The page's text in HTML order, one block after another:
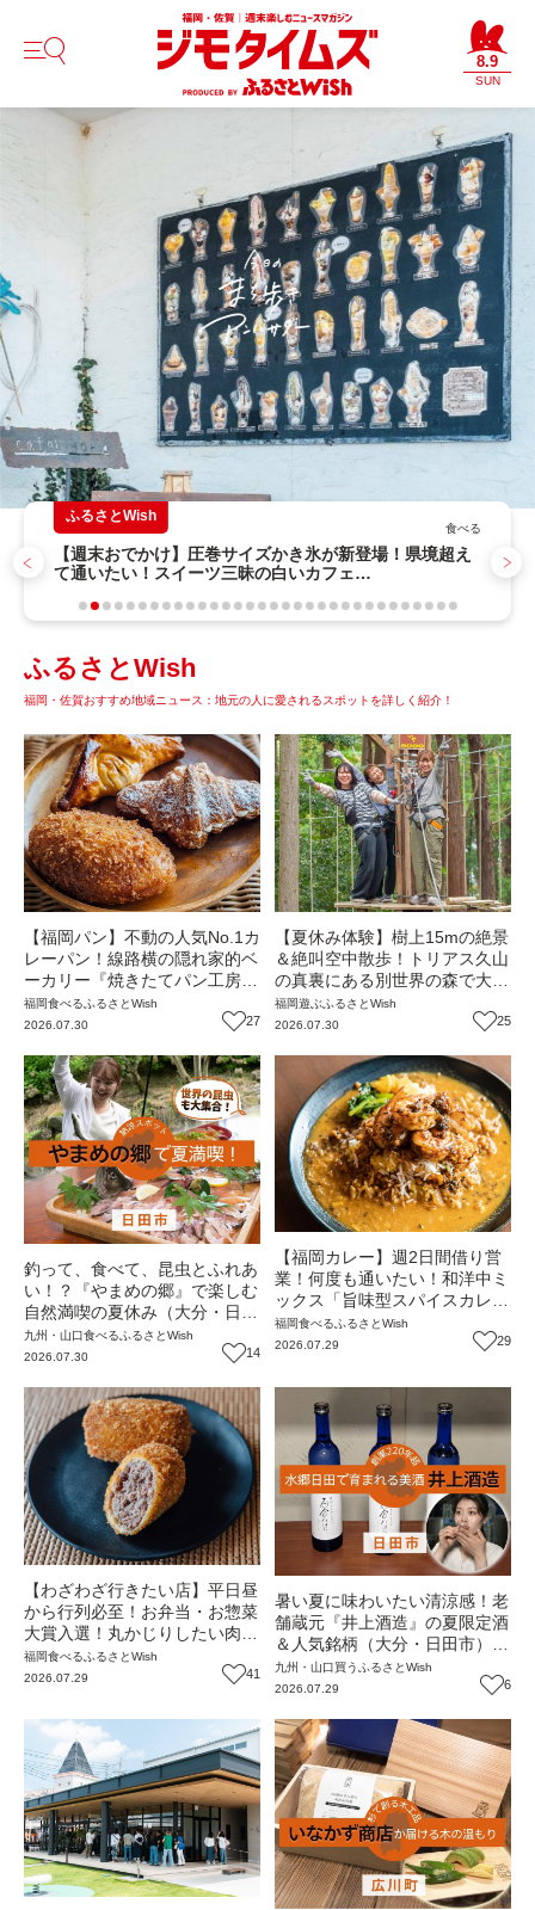
8.9
SUN
ふるさとWish
食べる
【週末おでかけ】圧巻サイズかき氷が新登場！県境超え
て通いたい！スイーツ三昧の白いカフェ
ち歩き】
ふるさとWish
福岡・佐賀おすすめ地域ニュース：地元の人に愛されるスポットを詳しく紹介！
【福岡パン】不動の人気No.1カ
レーパン！線路横の隠れ家的ベ
ーカリー『焼きたてパン工房
かえでの木』毎日食べても飽き
ない味が自慢！（福岡・須恵
福岡食べる ふるさとWish
2026.07.30
27
【夏休み体験】樹上15mの絶景
＆絶叫空中散歩！トリアス久山
の真裏にある別世界の森で大冒
険『フォレストアドベンチャ
ー・久山』（福岡・久山町）
福岡遊ぶ ふるさとWish
2026.07.30
25
釣って、食べて、昆虫とふれあ
い！？『やまめの郷』で楽しむ
自然満喫の夏休み（大分・日田
市）【ふるさとWish】
九州・山口食べる ふるさとWish
2026.07.30
14
【福岡カレー】週2日間借り営
業！何度も通いたい！和洋中ミ
ックス「旨味型スパイスカレ
ー」！熟練料理人がたどり着い
た一皿『CodaSPICE』（福
福岡食べるふるさとWish
2026.07.29
29
【わざわざ行きたい店】平日昼
から行列必至！お弁当・お惣菜
大賞入選！丸かじりしたい肉の
塊メンチカツ『THE MEAT
HOOK』（福岡・新宮町）【ま
福岡食べる ふるさとWish
2026.07.29
41
暑い夏に味わいたい清涼感！老
舗蔵元『井上酒造』の夏限定酒
＆人気銘柄（大分・日田市）
【ふるさとWish】
九州・山口 買うふるさとWish
2026.07.29
6